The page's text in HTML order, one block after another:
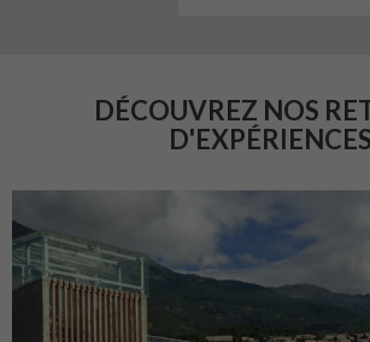
DÉCOUVREZ NOS
D'EXPÉRIENCES